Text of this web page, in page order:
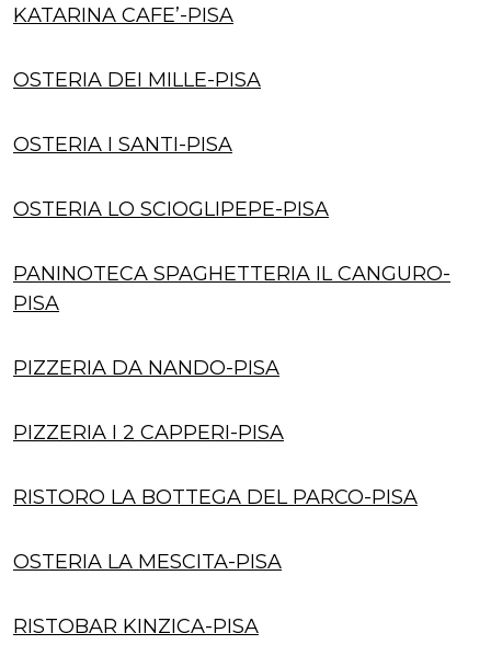
KATARINA CAFE’-PISA
OSTERIA DEI MILLE-PISA
OSTERIA I SANTI-PISA
OSTERIA LO SCIOGLIPEPE-PISA
PANINOTECA SPAGHETTERIA IL CANGURO-
PISA
PIZZERIA DA NANDO-PISA
PIZZERIA I 2 CAPPERI-PISA
RISTORO LA BOTTEGA DEL PARCO-PISA
OSTERIA LA MESCITA-PISA
RISTOBAR KINZICA-PISA